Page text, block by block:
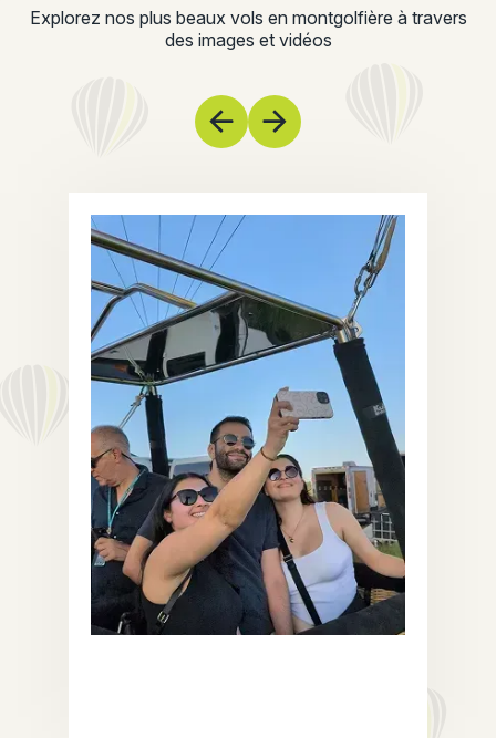
Explorez nos plus beaux vols en montgolfière à travers
des images et vidéos